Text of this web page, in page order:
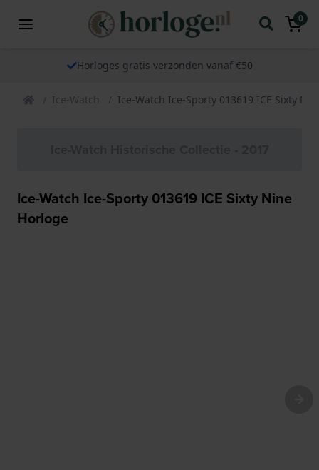
0
Horloges gratis verzonden vanaf €50
Ice-Watch Ice-Watch Ice-Sporty 013619 ICE Sixty
Ice-Watch Ice-Sporty 013619 ICE Sixty Nine
Horloge